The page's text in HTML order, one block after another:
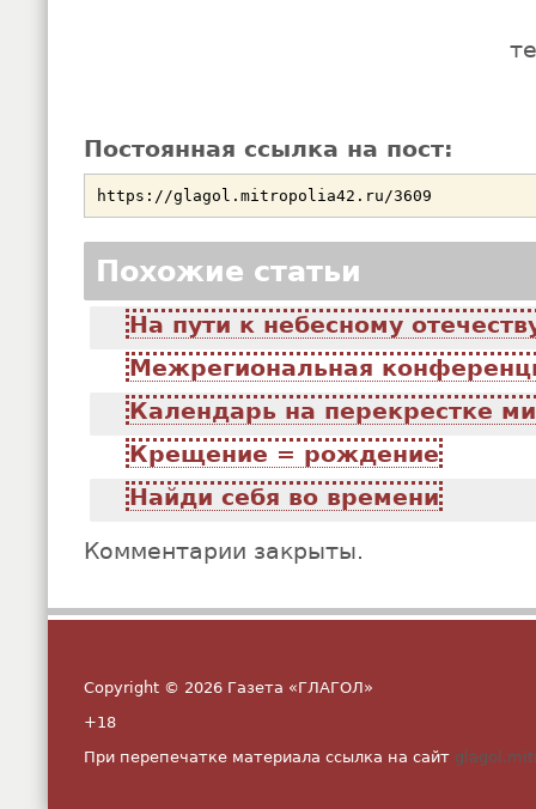
Постоянная ссылка на пост:
Похожие статьи
На пути к небесному
Межрегиональная
Календарь на перекрестке
Крещение = рождение
Найди себя во времени
Комментарии закрыты.
Copyright © 2026 Газета «ГЛАГОЛ»
+18
При перепечатке материала ссылка на сайт